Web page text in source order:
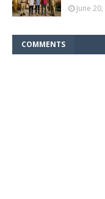
June
COMMENTS